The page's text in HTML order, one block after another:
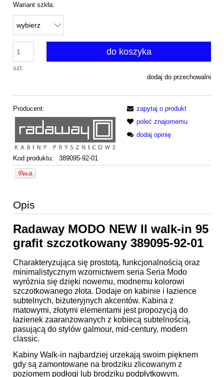
Wariant szkła:
szt.
do koszyka
dodaj do przechowalni
Producent:
Kod produktu: 389095-92-01
zapytaj o produkt
poleć znajomemu
dodaj opinię
Opis
Radaway MODO NEW II walk-in 95
grafit szczotkowany 389095-92-01
Charakteryzująca się prostotą, funkcjonalnością oraz
minimalistycznym wzornictwem seria Seria Modo
wyróżnia się dzięki nowemu, modnemu kolorowi
szczotkowanego złota. Dodaje on kabinie i łazience
subtelnych, biżuteryjnych akcentów. Kabina z
matowymi, złotymi elementami jest propozycją do
łazienek zaaranżowanych z kobiecą subtelnością,
pasującą do stylów galmour, mid-century, modern
classic.
Kabiny Walk-in najbardziej urzekają swoim pięknem
gdy są zamontowane na brodziku zlicowanym z
poziomem podłogi lub brodziku podpłytkowym.